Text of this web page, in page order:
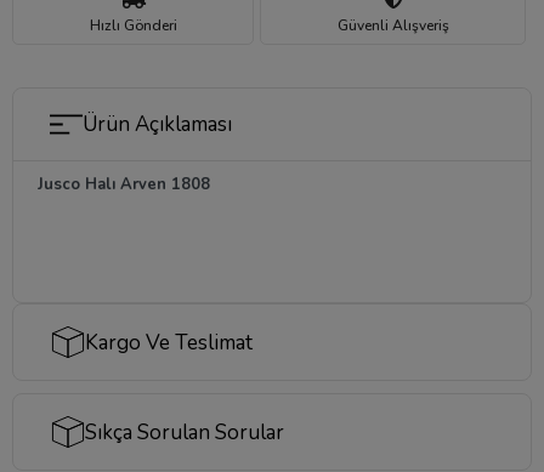
Hızlı Gönderi Güvenli Alışveriş
Ürün Açıklaması
Jusco Halı Arven 1808
Kargo Ve Teslimat
Sıkça Sorulan Sorular